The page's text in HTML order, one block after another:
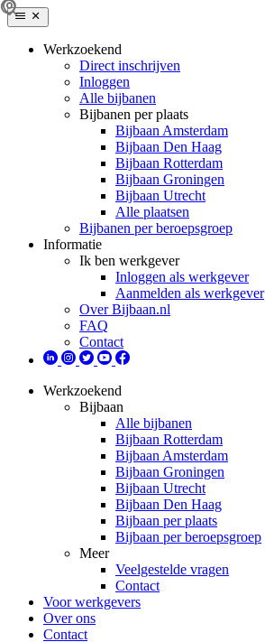
Werkzoekend
Direct inschrijven
Inloggen
Alle bijbanen
Bijbanen per plaats
Bijbaan Amsterdam
Bijbaan Den Haag
Bijbaan Rotterdam
Bijbaan Groningen
Bijbaan Utrecht
Alle plaatsen
Bijbanen per beroepsgroep
Informatie
Ik ben werkgever
Inloggen als werkgever
Aanmelden als werkgever
Over Bijbaan.nl
FAQ
Contact
Werkzoekend
Bijbaan
Alle bijbanen
Bijbaan Rotterdam
Bijbaan Amsterdam
Bijbaan Groningen
Bijbaan Utrecht
Bijbaan Den Haag
Bijbaan per plaats
Bijbaan per beroepsgroep
Meer
Veelgestelde vragen
Contact
Voor werkgevers
Over ons
Contact